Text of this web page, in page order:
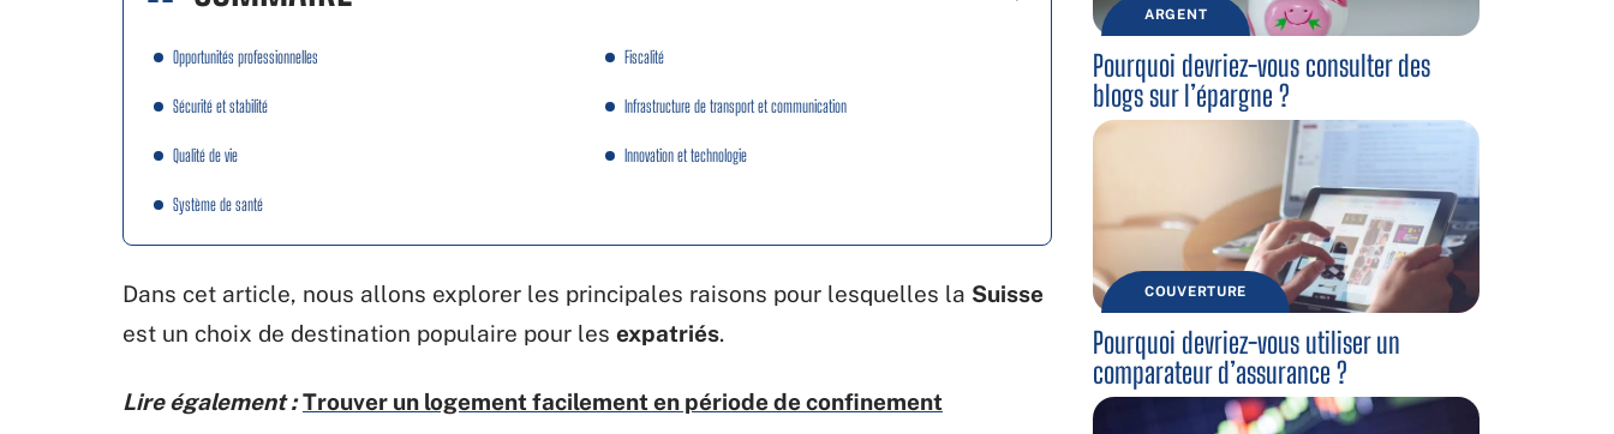
Opportunités professionnelles
Sécurité et stabilité
Qualité de vie
Système de santé
Fiscalité
Infrastructure de transport et communication
Innovation et technologie
Dans cet article, nous allons explorer les principales raisons pour lesquelles la Suisse
est un choix de destination populaire pour les expatriés.
Lire également : Trouver un logement facilement en période de confinement
ARGENT
Pourquoi devriez-vous consulter des
blogs sur l’épargne ?
COUVERTURE
Pourquoi devriez-vous utiliser un
comparateur d’assurance ?